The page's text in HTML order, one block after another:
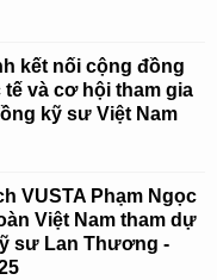
kết nối cộng đồng
và cơ hội tham gia
kỹ sư Việt Nam
VUSTA Phạm Ngọc
Việt Nam tham dự
sư Lan Thương -